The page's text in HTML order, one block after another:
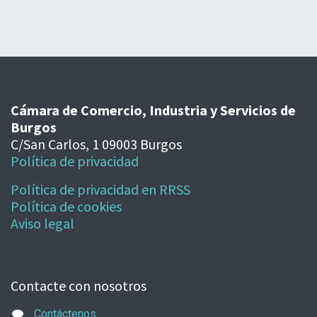
Cámara de Comercio, Industria y Servicios de
Burgos
C/San Carlos, 1 09003 Burgos
Política de privacidad
Política de privacidad en RRSS
Política de cookies
Aviso legal
Contacte con nosotros
Contáctenos